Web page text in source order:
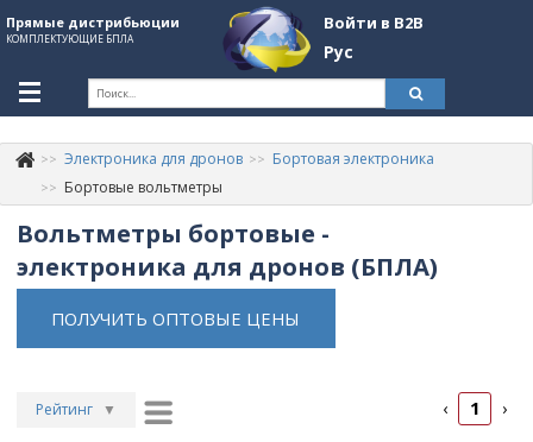
Прямые дистрибьюции
КОМПЛЕКТУЮЩИЕ БПЛА
Войти в B2B
Рус
+380507774092
Информация о компании
About Company
Обзоры
Бренды
Электроника для дронов
Бортовая электроника
Бортовые вольтметры
Вольтметры бортовые -
электроника для дронов (БПЛА)
ПОЛУЧИТЬ ОПТОВЫЕ ЦЕНЫ
Рейтинг ▼
‹ 1 ›